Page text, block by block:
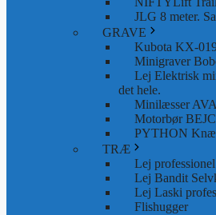
JLG 8 meter.
GRAVE
Kubota KX-
Minigraver
Lej Elektrisk
det hele.
Minilæsser
Motorbør
PYTHON
TRÆ
Lej
Lej Bandit
Lej Laski
Flishugger